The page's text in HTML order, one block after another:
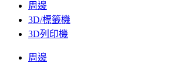
周邊
3D/標籤機
3D列印機
周邊